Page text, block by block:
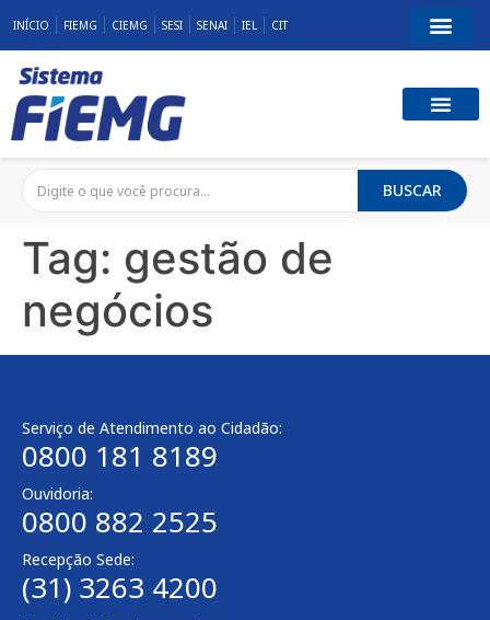
INÍCIO FIEMG CIEMG SESI SENAI IEL CIT
BUSCAR
Tag: gestão de
negócios
Serviço de Atendimento ao Cidadão:
0800 181 8189
Ouvidoria:
0800 882 2525​
Recepção Sede:
(31) 3263 4200